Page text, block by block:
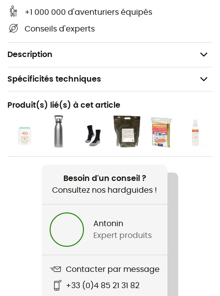
+1 000 000 d'aventuriers équipés
Conseils d'experts
Description
et découvrir ses nombreuses richesses : reliefs, cours
d'eau, refuges et autres sites remarquables... Au-delà
de votre sens de l'orientation, cette carte de randonnée
IGN est donc, selon nous, indispensable dans votre sac
et dans vos mains !
Spécificités techniques
Recommandé pour
Randonnée / Trekking / Voyage
Nom du produit
Produit(s) lié(s) à cet article
Besoin d'un conseil ?
Consultez nos hardguides !
Antonin
Expert produits
Contacter par message
+33 (0)4 85 21 31 82